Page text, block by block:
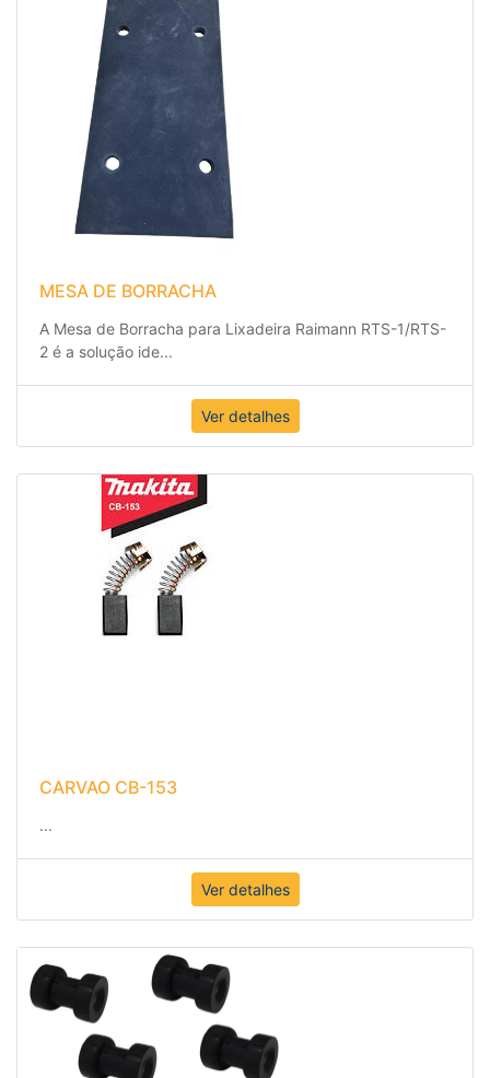
MESA DE BORRACHA
A Mesa de Borracha para Lixadeira Raimann RTS-1/RTS-
2 é a solução ide
Ver detalhes
CARVAO CB-153
Ver detalhes